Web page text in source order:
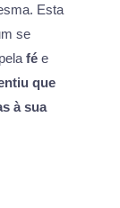
Esta
se
fé e
que
à sua